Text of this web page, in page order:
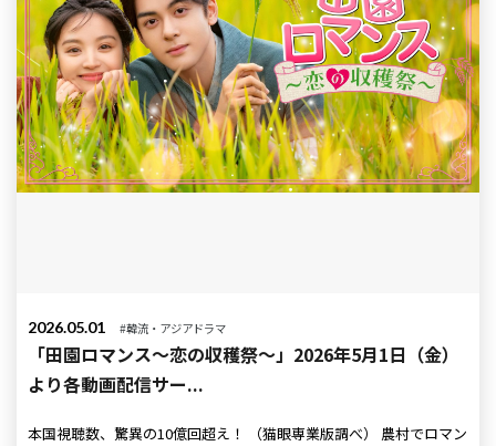
2026.05.01 #韓流・アジアドラマ
「田園ロマンス～恋の収穫祭～」2026年5月1日（金）
より各動画配信サー...
本国視聴数、驚異の10億回超え！ （猫眼専業版調べ） 農村でロマン